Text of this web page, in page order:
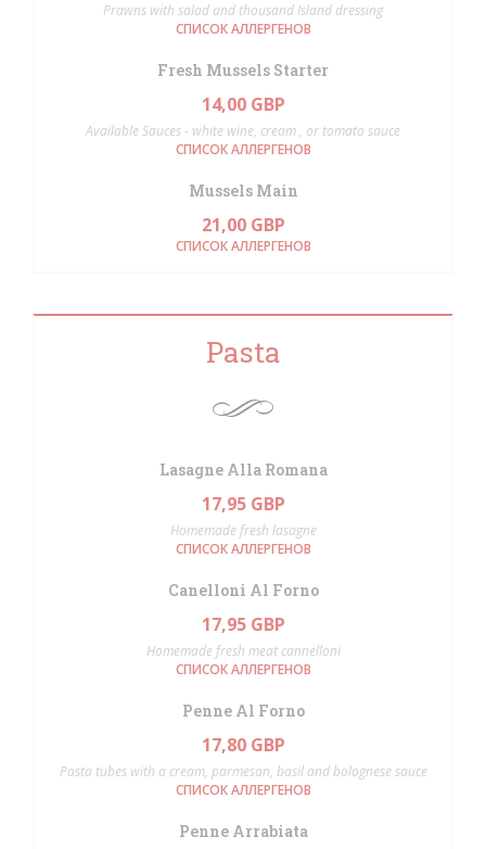
Prawns with salad and thousand Island dressing
СПИСОК АЛЛЕРГЕНОВ
Fresh Mussels Starter
14,00 GBP
Available Sauces - white wine, cream , or tomato sauce
СПИСОК АЛЛЕРГЕНОВ
Mussels Main
21,00 GBP
СПИСОК АЛЛЕРГЕНОВ
Pasta
Lasagne Alla Romana
17,95 GBP
Homemade fresh lasagne
СПИСОК АЛЛЕРГЕНОВ
Canelloni Al Forno
17,95 GBP
Homemade fresh meat cannelloni
СПИСОК АЛЛЕРГЕНОВ
Penne Al Forno
17,80 GBP
Pasta tubes with a cream, parmesan, basil and bolognese sauce
СПИСОК АЛЛЕРГЕНОВ
Penne Arrabiata